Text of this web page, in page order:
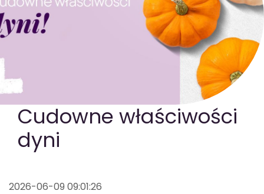
PAKIETY MEDYCZNE
Cudowne właściwości
dyni
2026-06-09 09:01:26